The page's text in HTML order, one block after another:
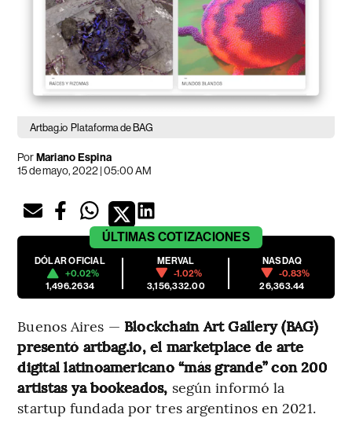
Artbag.io Plataforma de BAG
PorMariano Espina
15 de mayo, 2022 | 05:00 AM
ÚLTIMAS COTIZACIONES
DÓLAR OFICIAL
+0.02%
1,496.2634
MERVAL
-1.02%
3,156,332.00
NASDAQ
-0.83%
26,363.44
Buenos Aires — Blockchain Art Gallery (BAG)
presentó artbag.io, el marketplace de arte
digital latinoamericano “más grande” con 200
artistas ya bookeados, según informó la
startup fundada por tres argentinos en 2021.